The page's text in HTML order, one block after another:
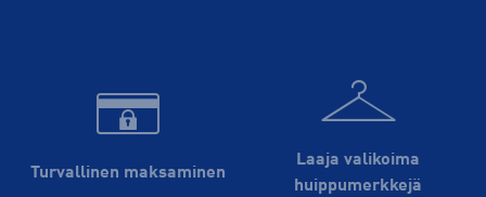
Turvallinen maksaminen
Laaja valikoima
huippu­merkkejä